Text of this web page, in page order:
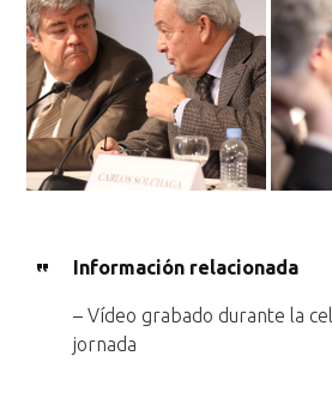
Información relacionada
– Vídeo grabado durante la
jornada